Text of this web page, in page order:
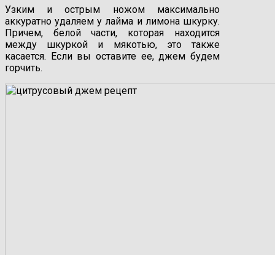
Узким и острым ножом максимально
аккуратно удаляем у лайма и лимона шкурку.
Причем, белой части, которая находится
между шкуркой и мякотью, это также
касается. Если вы оставите ее, джем будем
горчить.